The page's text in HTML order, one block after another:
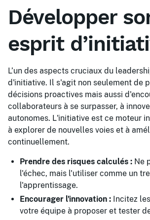
Développer
esprit
L’un des aspects cruciaux du
d'initiative. Il s'agit non seulement de
décisions proactives mais aussi
collaborateurs à se surpasser, à
autonomes. L'initiative est ce moteur
à explorer de nouvelles voies et à
continuellement.
Prendre des risques calculés : Ne
l'échec, mais l'utiliser comme un
l'apprentissage.
Encourager l'innovation : Incitez
votre équipe à proposer et tester